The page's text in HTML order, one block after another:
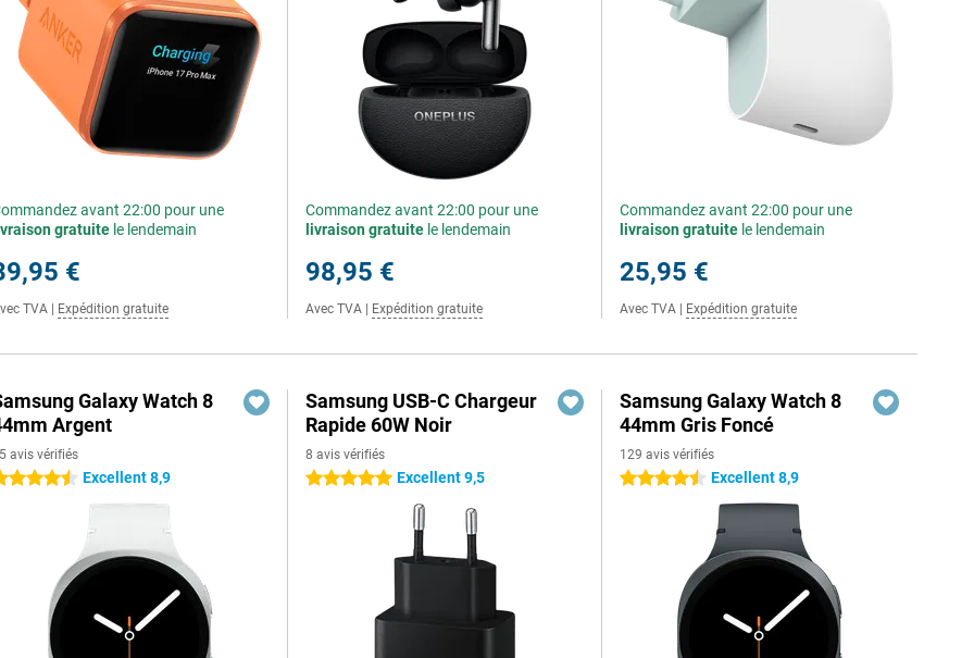
avant 22:00 pour une
gratuite le lendemain
€
TVA Expédition gratuite
Commandez avant 22:00 pour une
livraison gratuite le lendemain
98,95 €
Avec TVA Expédition gratuite
Commandez avant 22:00 pour une
livraison gratuite le lendemain
25,95 €
Avec TVA Expédition gratuite
Galaxy Watch 8
Argent
avis vérifiés
étoiles Excellent 8,9
Samsung USB-C Chargeur
Rapide 60W Noir
8 avis vérifiés
5 étoiles Excellent 9,5
Samsung Galaxy Watch 8
44mm Gris Foncé
129 avis vérifiés
4.5 étoiles Excellent 8,9